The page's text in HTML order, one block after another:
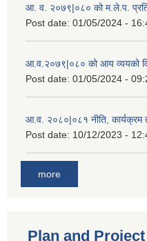
आ. व. २०७९|०८० को म.ले.प.
Post date: 01/05/2024 -
आ.व.२०७९|०८० को आय व्ययको
Post date: 01/05/2024 -
आ.व. २०८०|०८१ नीति, कार्यक्रम
Post date: 10/12/2023 -
more
Plan and Project